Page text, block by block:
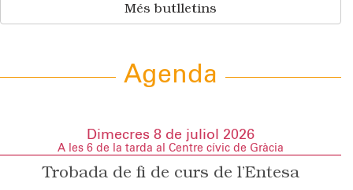
Més butlletins
Agenda
Dimecres 8 de juliol 2026
A les 6 de la tarda al Centre cívic de Gràcia
Trobada de fi de curs de l’Entesa